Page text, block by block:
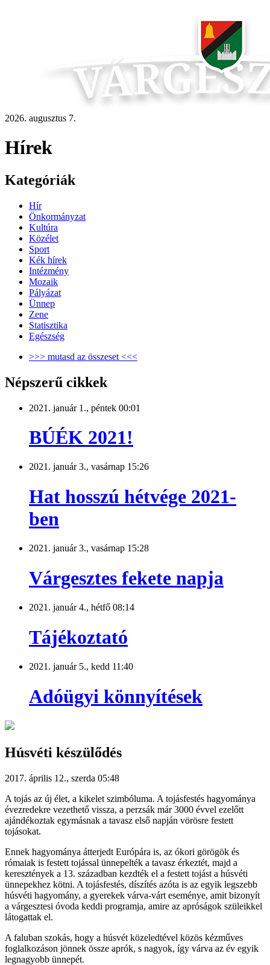
2026. augusztus 7.
Hírek
Kategóriák
Hír
Önkormányzat
Kultúra
Közélet
Sport
Kék hírek
Intézmény
Mozaik
Pályázat
Ünnep
Zene
Statisztika
Egészség
>>> mutasd az összeset <<<
Népszerű cikkek
2021. január 1., péntek 00:01
BÚÉK 2021!
2021. január 3., vasárnap 15:26
Hat hosszú hétvége 2021-
ben
2021. január 3., vasárnap 15:28
Várgesztes fekete napja
2021. január 4., hétfő 08:14
Tájékoztató
2021. január 5., kedd 11:40
Adóügyi könnyítések
Húsvéti készülődés
2017. április 12., szerda 05:48
A tojás az új élet, a kikelet szimbóluma. A tojásfestés hagyománya
évezredekre vezethető vissza, a perzsák már 3000 évvel ezelőtt
ajándékoztak egymásnak a tavasz első napján vörösre festett
tojásokat.
Ennek hagyománya átterjedt Európára is, az ókori görögök és
rómaiak is festett tojással ünnepelték a tavasz érkeztét, majd a
keresztények a 13. században kezdték el a festett tojást a húsvéti
ünnepekhez kötni. A tojásfestés, díszítés azóta is az egyik legszebb
húsvéti hagyomány, a gyerekek várva-várt eseménye, amit bizonyít
a várgesztesi óvoda keddi programja, amire az apróságok szüleikkel
látogattak el.
A faluban szokás, hogy a húsvét közeledtével közös kézműves
foglalkozáson jönnek össze aprók, s nagyok, így várva az év egyik
legnagyobb ünnepét.